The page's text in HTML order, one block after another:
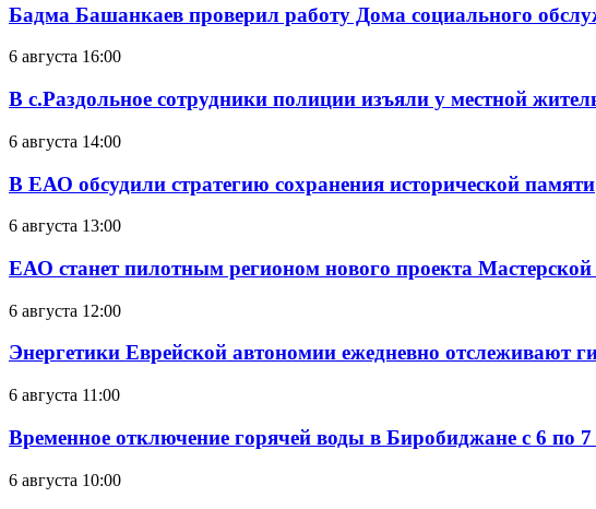
Бадма Башанкаев проверил работу Дома социального
6 августа 16:00
В с.Раздольное сотрудники полиции изъяли у местной
6 августа 14:00
В ЕАО обсудили стратегию сохранения исторической памяти
6 августа 13:00
ЕАО станет пилотным регионом нового проекта
6 августа 12:00
Энергетики Еврейской автономии ежедневно отслеживают
6 августа 11:00
Временное отключение горячей воды в Биробиджане с 6 по 7
6 августа 10:00